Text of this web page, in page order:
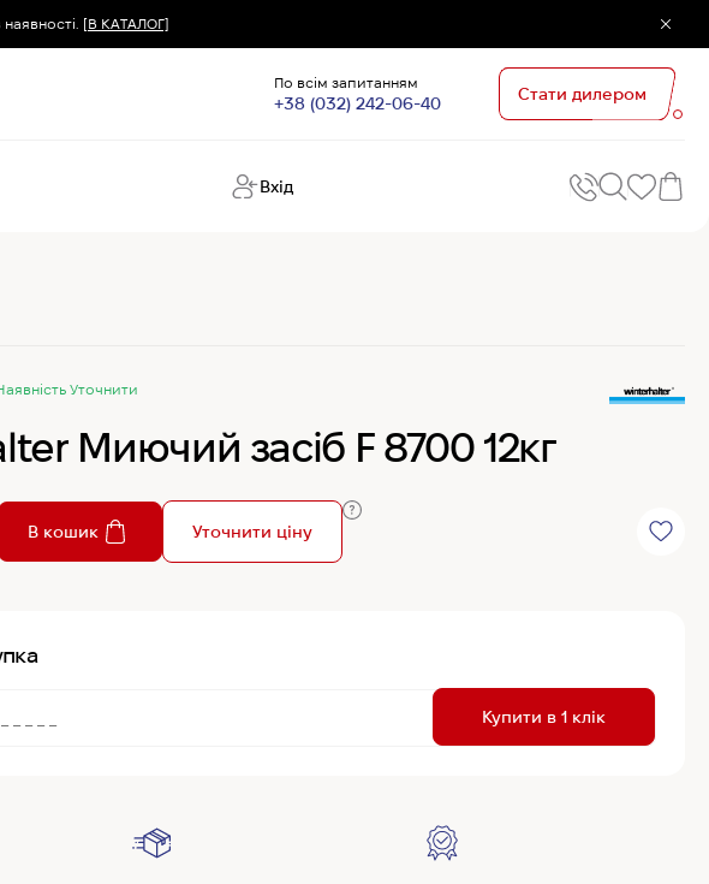
[В КАТАЛОГ]
По всім запитанням
+38 (032) 242-06-40 Стати дилером
Вхід
Уточнити
Миючий засіб F 8700 12кг
В кошик Уточнити ціну
Купити в 1 клік